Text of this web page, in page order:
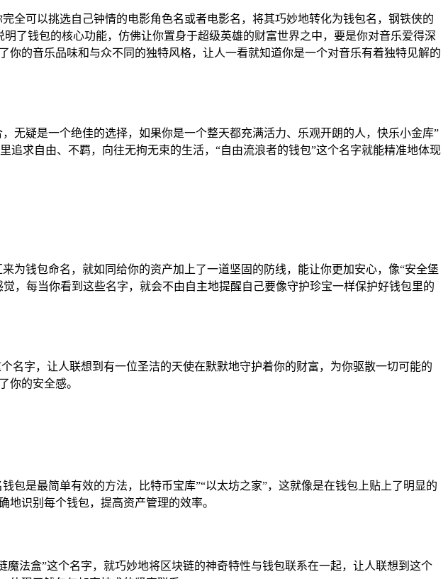
全可以挑选自己钟情的电影角色名或者电影名，将其巧妙地转化为钱包名，钢铁侠的
了钱包的核心功能，仿佛让你置身于超级英雄的财富世界之中，要是你对音乐爱得深
的音乐品味和与众不同的独特风格，让人一看就知道你是一个对音乐有着独特见解的
无疑是一个绝佳的选择，如果你是一个整天都充满活力、乐观开朗的人，快乐小金库”
求自由、不羁，向往无拘无束的生活，“自由流浪者的钱包”这个名字就能精准地体现
为钱包命名，就如同给你的资产加上了一道坚固的防线，能让你更加安心，像“安全堡
，每当你看到这些名字，就会不由自主地提醒自己要像守护珍宝一样保护好钱包里的
名字，让人联想到有一位圣洁的天使在默默地守护着你的财富，为你驱散一切可能的
你的安全感。
是最简单有效的方法，比特币宝库”“以太坊之家”，这就像是在钱包上贴上了明显的
识别每个钱包，提高资产管理的效率。
法盒”这个名字，就巧妙地将区块链的神奇特性与钱包联系在一起，让人联想到这个